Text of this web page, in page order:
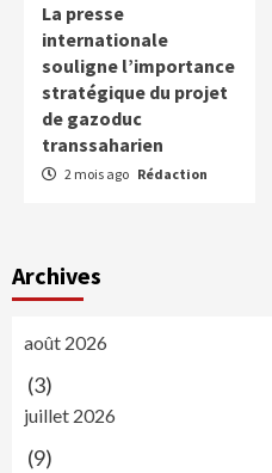
La presse
internationale
souligne l’importance
stratégique du projet
de gazoduc
transsaharien
2 mois ago Rédaction
Archives
août 2026
(3)
juillet 2026
(9)